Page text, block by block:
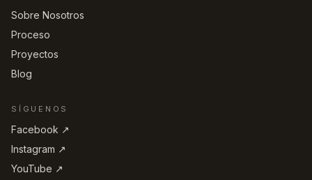
Sobre Nosotros
Proceso
Proyectos
Blog
SÍGUENOS
Facebook ↗︎
Instagram ↗︎
YouTube ↗︎